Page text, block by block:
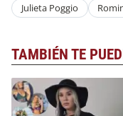
Julieta Poggio
TAMBIÉN TE